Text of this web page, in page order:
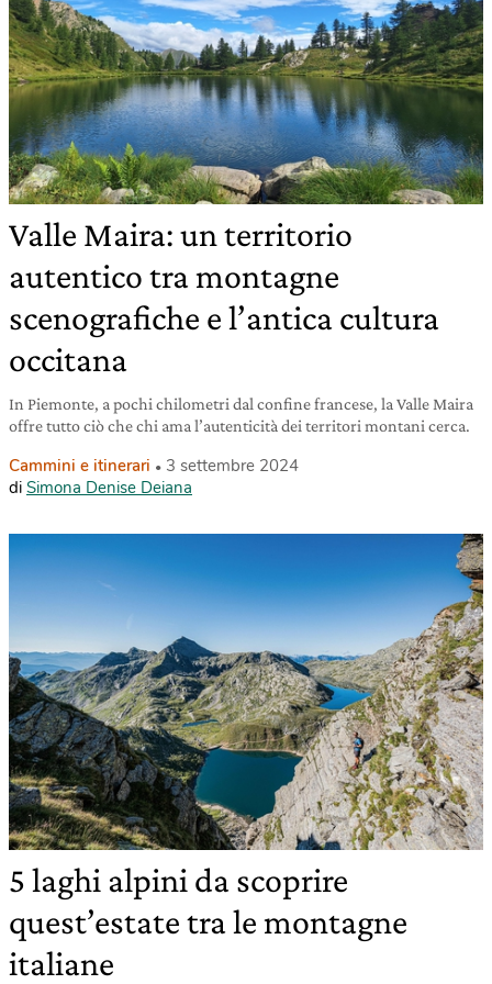
Valle Maira: un territorio
autentico tra montagne
scenografiche e l’antica cultura
occitana
In Piemonte, a pochi chilometri dal confine francese, la Valle Maira
offre tutto ciò che chi ama l’autenticità dei territori montani cerca.
Cammini e itinerari
3 settembre 2024
di Simona Denise Deiana
5 laghi alpini da scoprire
quest’estate tra le montagne
italiane